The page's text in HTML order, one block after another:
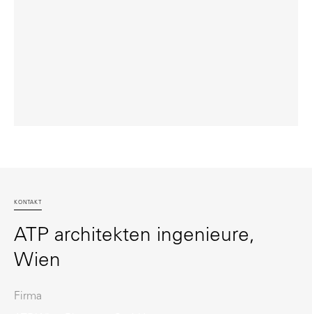
KONTAKT
ATP architekten ingenieure,
Wien
Firma